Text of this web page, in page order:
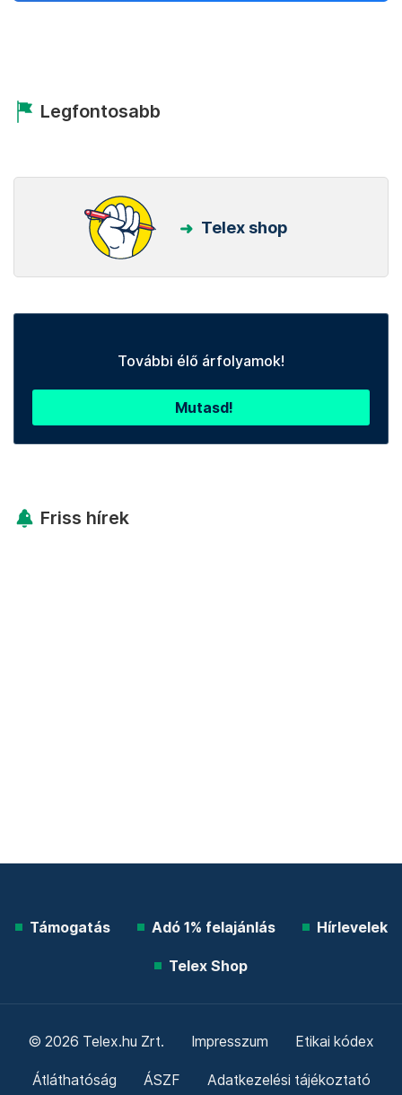
Legfontosabb
Telex shop
További élő árfolyamok!
Mutasd!
Friss hírek
Támogatás Adó 1% felajánlás Hírlevelek
Telex Shop
© 2026 Telex.hu Zrt. Impresszum Etikai kódex
Átláthatóság ÁSZF Adatkezelési tájékoztató